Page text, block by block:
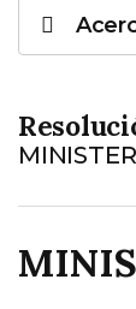
Nación